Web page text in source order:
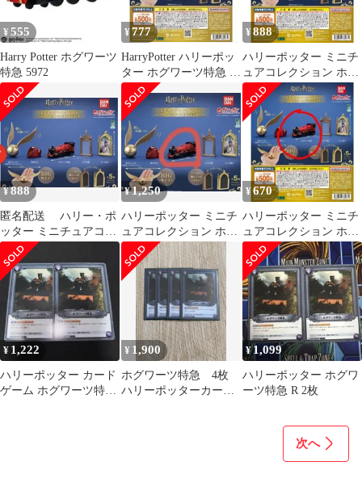
¥ 555
Harry Potter ホグワーツ
特急 5972
¥777
HarryPotter ハリーポッ
ター ホグワーツ特急 ガ
チャ
¥888
ハリーポッター ミニチ
ュアコレクション ホグ
ワーツ特急
¥888
匿名配送 ハリー・ポ
ッター ミニチュアコレ
クション ホグワーツ特
急 ガシャポン
¥1,250
ハリーポッター ミニチ
ュアコレクション ホグ
ワーツ特急
¥670
ハリーポッター ミニチ
ュアコレクション ホグ
ワーツ特急
¥ 1,222
ハリーポッター カード
ゲーム ホグワーツ特急
¥ 1,900
ホグワーツ特急 4枚
ハリーポッターカー
¥ 1,099
ハリーポッター ホグワ
ーツ特急 R 2枚
次へ